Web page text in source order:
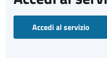
Accedi al servizio